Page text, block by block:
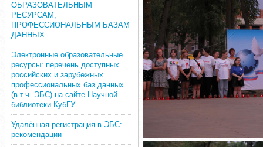
ОБРАЗОВАТЕЛЬНЫМ
РЕСУРСАМ,
ПРОФЕССИОНАЛЬНЫМ БАЗАМ
ДАННЫХ
Электронные образовательные
ресурсы: перечень доступных
российских и зарубежных
профессиональных баз данных
(в т.ч. ЭБС) на сайте Научной
библиотеки КубГУ
Удалённая регистрация в ЭБС:
рекомендации